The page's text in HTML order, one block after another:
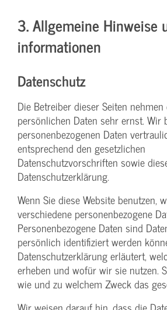
3. Allgemeine
informationen
Datenschutz
Die Betreiber dieser Seiten
persönlichen Daten sehr ernst. Wir
personenbezogenen Daten
entsprechend den gesetzlichen
Datenschutzvorschriften sowie
Datenschutzerklärung.
Wenn Sie diese Website benutzen,
verschiedene personenbezogene
Personenbezogene Daten sind
persönlich identifiziert werden
Datenschutzerklärung erläutert,
erheben und wofür wir sie nutzen.
wie und zu welchem Zweck das